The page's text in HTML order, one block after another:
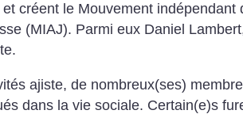
créent le Mouvement indépendant
(MIAJ). Parmi eux Daniel
ajiste, de nombreux(ses)
dans la vie sociale. Certain(e)s